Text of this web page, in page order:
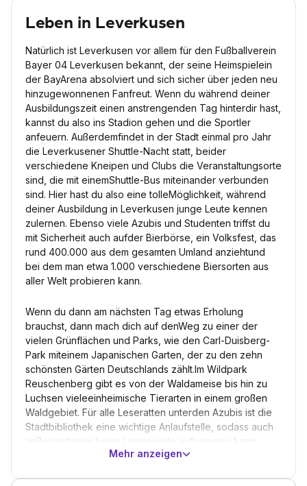
Leben in Leverkusen
Natürlich ist Leverkusen vor allem für den Fußballverein
Bayer 04 Leverkusen bekannt, der seine Heimspielein
der BayArena absolviert und sich sicher über jeden neu
hinzugewonnenen Fanfreut. Wenn du während deiner
Ausbildungszeit einen anstrengenden Tag hinterdir hast,
kannst du also ins Stadion gehen und die Sportler
anfeuern. Außerdemfindet in der Stadt einmal pro Jahr
die Leverkusener Shuttle-Nacht statt, beider
verschiedene Kneipen und Clubs die Veranstaltungsorte
sind, die mit einemShuttle-Bus miteinander verbunden
sind. Hier hast du also eine tolleMöglichkeit, während
deiner Ausbildung in Leverkusen junge Leute kennen
zulernen. Ebenso viele Azubis und Studenten triffst du
mit Sicherheit auch aufder Bierbörse, ein Volksfest, das
rund 400.000 aus dem gesamten Umland anziehtund
bei dem man etwa 1.000 verschiedene Biersorten aus
aller Welt probieren kann.
Wenn du dann am nächsten Tag etwas Erholung
brauchst, dann mach dich auf denWeg zu einer der
vielen Grünflächen und Parks, wie den Carl-Duisberg-
Park miteinem Japanischen Garten, der zu den zehn
schönsten Gärten Deutschlands zählt.Im Wildpark
Reuschenberg gibt es von der Waldameise bis hin zu
Luchsen vieleeinheimische Tierarten in einem großen
Waldgebiet. Für alle Leseratten unterden Azubis ist die
Stadtbibliothek eine wichtige Anlaufstelle, sodass auch
anRegentagen keine Langeweile aufkommen kann.
Natürlich lohnt es sich auch einenBlick ins
Mehr anzeigen